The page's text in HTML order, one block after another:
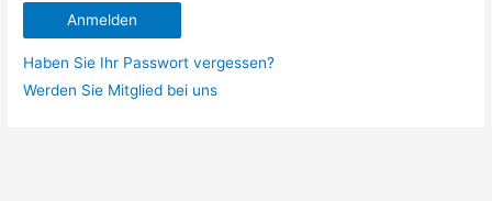
Haben Sie Ihr Passwort vergessen?
Werden Sie Mitglied bei uns